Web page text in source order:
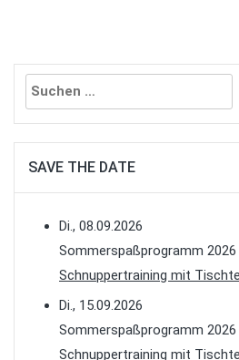
Suchen
nach:
SAVE THE DATE
Di., 08.09.2026
Sommerspaßprogramm
Schnuppertraining mit
Di., 15.09.2026
Sommerspaßprogramm
Schnuppertraining mit